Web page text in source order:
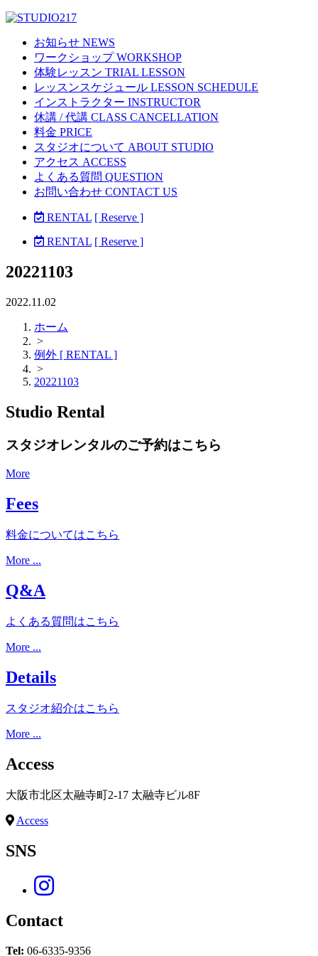
お知らせ NEWS
ワークショップ WORKSHOP
体験レッスン TRIAL LESSON
レッスンスケジュール LESSON SCHEDULE
インストラクター INSTRUCTOR
休講 / 代講 CLASS CANCELLATION
料金 PRICE
スタジオについて ABOUT STUDIO
アクセス ACCESS
よくある質問 QUESTION
お問い合わせ CONTACT US
RENTAL [ Reserve ]
RENTAL [ Reserve ]
20221103
2022.11.02
ホーム
>
例外 [ RENTAL ]
>
20221103
Studio Rental
スタジオレンタルのご予約はこちら
More
Fees
料金についてはこちら
More ...
Q&A
よくある質問はこちら
More ...
Details
スタジオ紹介はこちら
More ...
Access
大阪市北区太融寺町2-17 太融寺ビル8F
Access
SNS
Contact
Tel: 06-6335-9356